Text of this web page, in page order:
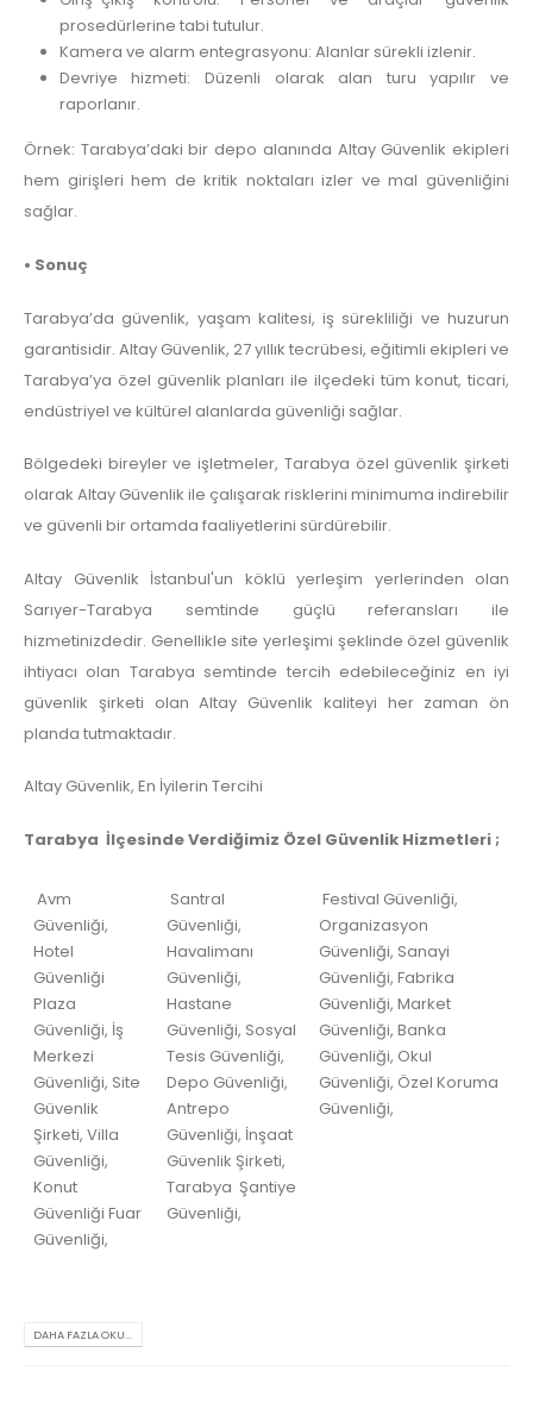
prosedürlerine tabi tutulur.
Kamera ve alarm entegrasyonu: Alanlar sürekli izlenir.
Devriye hizmeti: Düzenli olarak alan turu yapılır ve
raporlanır.
Örnek: Tarabya’daki bir depo alanında Altay Güvenlik ekipleri
hem girişleri hem de kritik noktaları izler ve mal güvenliğini
sağlar.
• Sonuç
Tarabya’da güvenlik, yaşam kalitesi, iş sürekliliği ve huzurun
garantisidir. Altay Güvenlik, 27 yıllık tecrübesi, eğitimli ekipleri ve
Tarabya’ya özel güvenlik planları ile ilçedeki tüm konut, ticari,
endüstriyel ve kültürel alanlarda güvenliği sağlar.
Bölgedeki bireyler ve işletmeler, Tarabya özel güvenlik şirketi
olarak Altay Güvenlik ile çalışarak risklerini minimuma indirebilir
ve güvenli bir ortamda faaliyetlerini sürdürebilir.
Altay Güvenlik İstanbul'un köklü yerleşim yerlerinden olan
Sarıyer-Tarabya semtinde güçlü referansları ile
hizmetinizdedir. Genellikle site yerleşimi şeklinde özel güvenlik
ihtiyacı olan Tarabya semtinde tercih edebileceğiniz en iyi
güvenlik şirketi olan Altay Güvenlik kaliteyi her zaman ön
planda tutmaktadır.
Altay Güvenlik, En İyilerin Tercihi
Tarabya İlçesinde Verdiğimiz Özel Güvenlik Hizmetleri ;
Avm
Güvenliği,
Hotel
Güvenliği
Plaza
Güvenliği, İş
Merkezi
Güvenliği, Site
Güvenlik
Şirketi, Villa
Güvenliği,
Konut
Güvenliği Fuar
Güvenliği,
Santral
Güvenliği,
Havalimanı
Güvenliği,
Hastane
Güvenliği, Sosyal
Tesis Güvenliği,
Depo Güvenliği,
Antrepo
Güvenliği, İnşaat
Güvenlik Şirketi,
Tarabya Şantiye
Güvenliği,
Festival Güvenliği,
Organizasyon
Güvenliği, Sanayi
Güvenliği, Fabrika
Güvenliği, Market
Güvenliği, Banka
Güvenliği, Okul
Güvenliği, Özel Koruma
Güvenliği,
DAHA FAZLA OKU...